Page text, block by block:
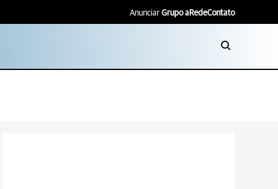
Anunciar Grupo aRedeContato